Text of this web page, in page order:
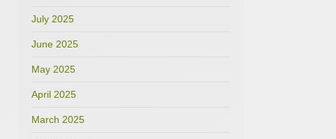
July 2025
June 2025
May 2025
April 2025
March 2025